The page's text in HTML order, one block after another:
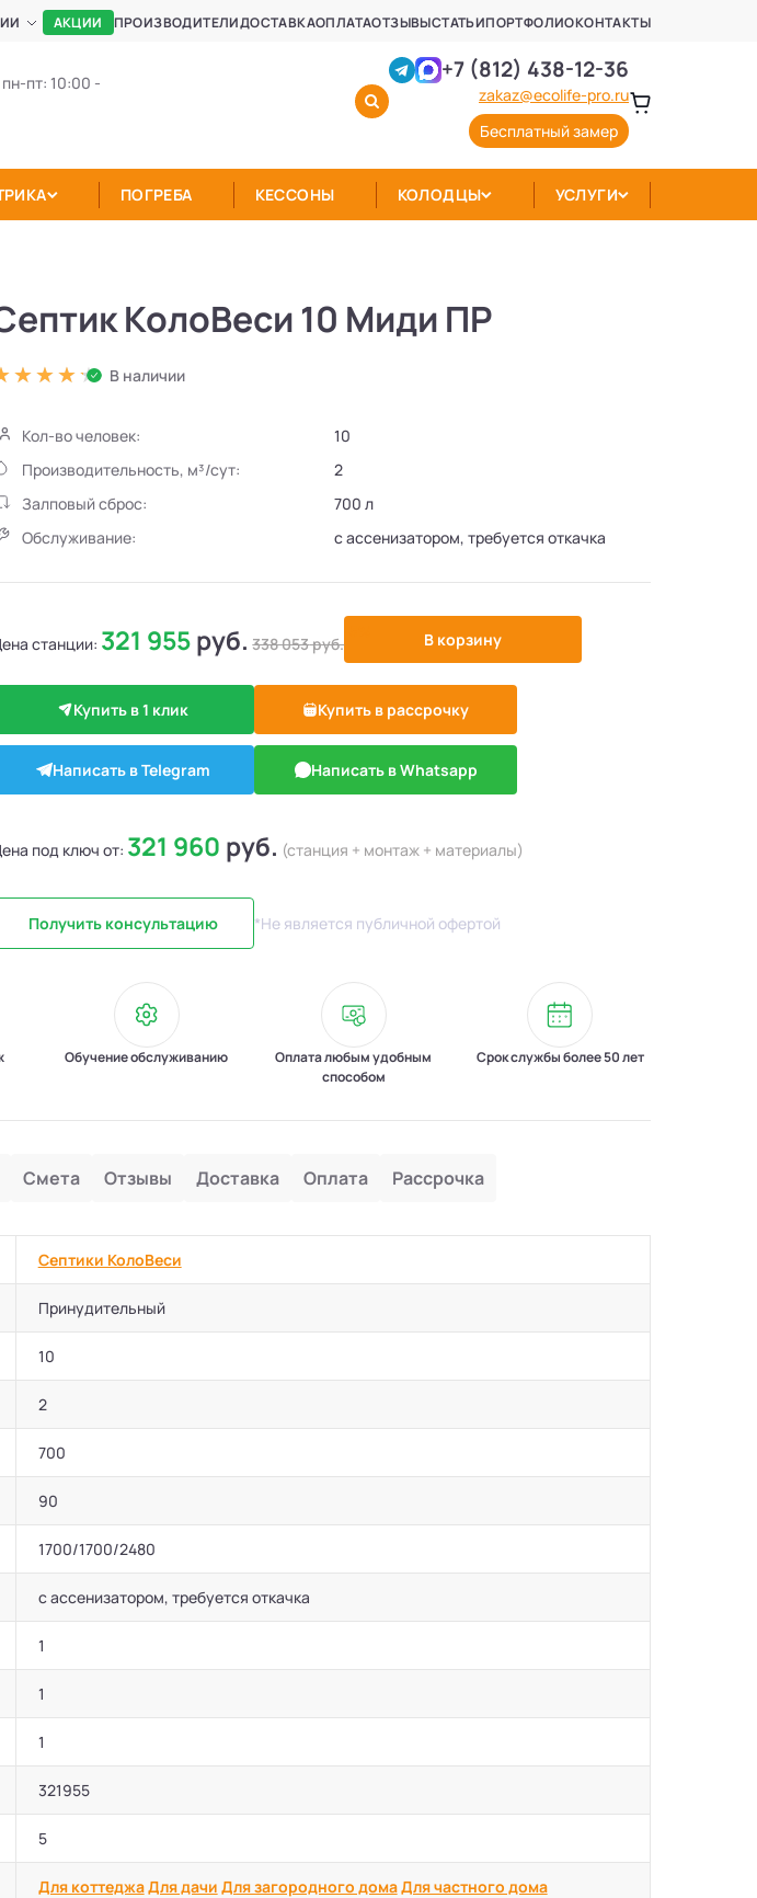
АКЦИИ ПРОИЗВОДИТЕЛИДОСТАВКАОПЛАТАОТЗЫВЫСТАТЬИПОРТФОЛИОКОНТАКТЫ
пт: 10:00 -
+7 (812) 438-12-36
zakaz@ecolife-pro.ru
Бесплатный замер
ПОГРЕБА КЕССОНЫ КОЛОДЦЫ УСЛУГИ
КолоВеси 10 Миди ПР
В наличии
Кол-во человек:
10
Производительность, м³/сут:
2
Залповый сброс:
700 л
Обслуживание:
с ассенизатором, требуется откачка
станции: 321 955руб. 338 053руб. В корзину
Купить в 1 клик Купить в рассрочку
Написать в Telegram Написать в Whatsapp
под ключ от: 321 960 руб. (станция + монтаж + материалы)
Получить консультацию *Не является публичной офертой
Обучение обслуживанию
Оплата любым удобным
способом
Срок службы более 50 лет
Смета Отзывы Доставка Оплата Рассрочка
Септики КолоВеси
Принудительный
10
2
700
90
1700/1700/2480
с ассенизатором, требуется откачка
1
1
1
321955
5
Для коттеджаДля дачи Для загородного домаДля частного дома